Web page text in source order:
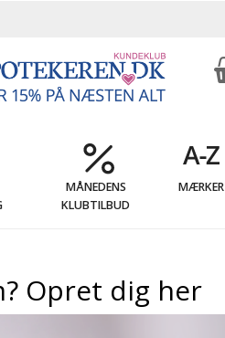
MÅNEDENS
KLUBTILBUD
MÆRKER
Opret dig her